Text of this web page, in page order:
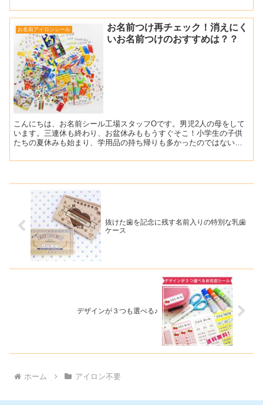
お名前アイロンシール
お名前つけ再チェック！消えにく
いお名前つけのおすすめは？？
こんにちは、お名前シール工場スタッフOです。男児2人の母をして
います。三連休も終わり、お盆休みももうすぐそこ！小学生の子供
たちの夏休みも始まり、学用品の持ち帰りも多かったのではないで
抜けた歯を記念に残す名前入りの特別な乳歯
ケース
デザインが３つも選べる♪
ホーム アイロン不要